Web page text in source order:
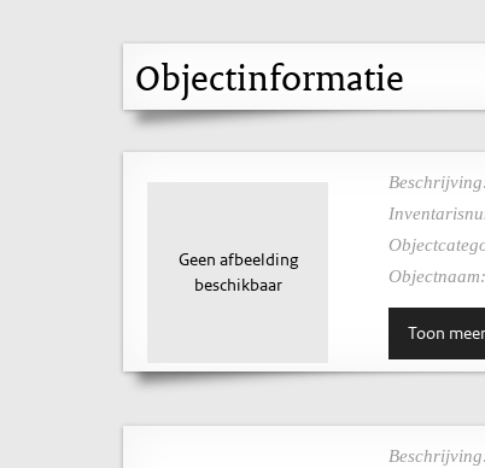
Objectinformatie
Geen afbeelding
beschikbaar
Objectnaam:
Toon meer